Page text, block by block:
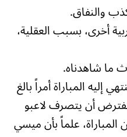
والنفاق.
أخرى، بسبب العقلية،
ما شاهدناه.
المباراة أمراً بالغ
من المفترض أن يتصرف لاعبو
علماً بأن ميسي